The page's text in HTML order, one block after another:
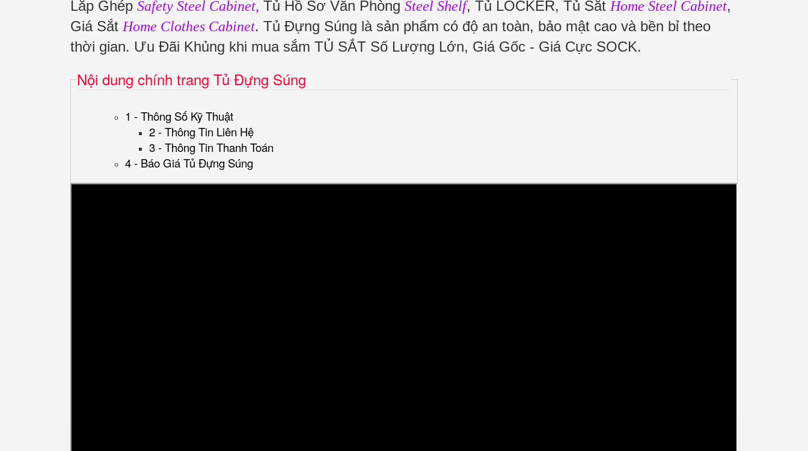
Lắp Ghép Safety Steel Cabinet, Tủ Hồ Sơ Văn Phòng Steel Shelf, Tủ LOCKER, Tủ Sắt Home Steel Cabinet,
Giá Sắt Home Clothes Cabinet. Tủ Đựng Súng là sản phẩm có độ an toàn, bảo mật cao và bền bỉ theo
thời gian. Ưu Đãi Khủng khi mua sắm TỦ SẮT Số Lượng Lớn, Giá Gốc - Giá Cực SOCK.
Nội dung chính trang Tủ Đựng Súng
1 - Thông Số Kỹ Thuật
2 - Thông Tin Liên Hệ
3 - Thông Tin Thanh Toán
4 - Báo Giá Tủ Đựng Súng